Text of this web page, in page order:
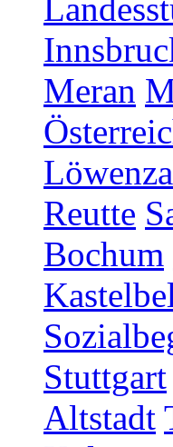
Meran
Reutte
Bochum
Stuttgart
Altstadt